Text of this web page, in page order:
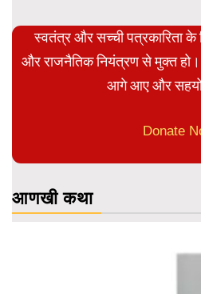
स्वतंत्र और सच्ची पत्रकारिता के
और राजनैतिक नियंत्रण से मुक्त
आगे आए और
Donate
आणखी कथा